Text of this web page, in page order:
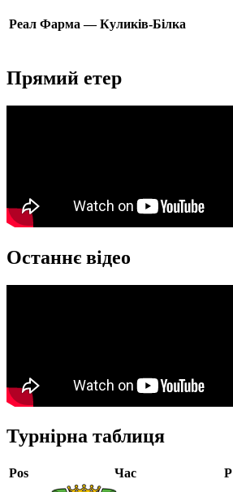
Реал Фарма — Куликів-Білка
Прямий етер
Останнє відео
Турнірна таблиця
Pos Час P